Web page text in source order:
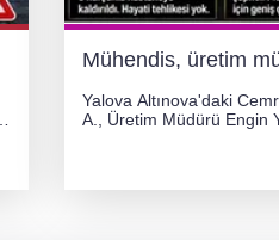
Mühendis, üretim
Yalova Altınova'daki
A., Üretim Müdürü Engin